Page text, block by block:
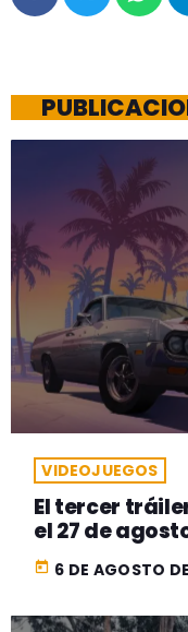
VIDEOJUEGOS
El tercer
el 27 de
today 6 DE AGOSTO